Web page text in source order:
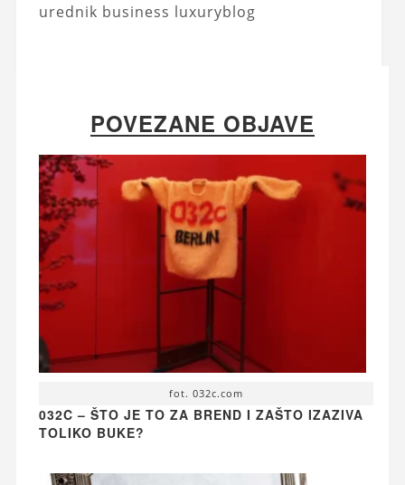
urednik business luxuryblog
POVEZANE OBJAVE
fot. 032c.com
032C – ŠTO JE TO ZA BREND I ZAŠTO IZAZIVA
TOLIKO BUKE?